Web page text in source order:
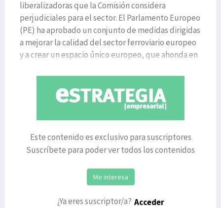
liberalizadoras que la Comisión considera
perjudiciales para el sector. El Parlamento Europeo
(PE) ha aprobado un conjunto de medidas dirigidas
a mejorar la calidad del sector ferroviario europeo
y a crear un espacio único europeo, que ahonda en
Este contenido es exclusivo para suscriptores
Suscríbete para poder ver todos los contenidos
Me interesa
¿Ya eres suscriptor/a? Acceder